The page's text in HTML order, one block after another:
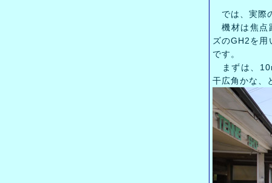
では、実際
機材は焦点
ズのGH2を
です。
まずは、
干広角かな、